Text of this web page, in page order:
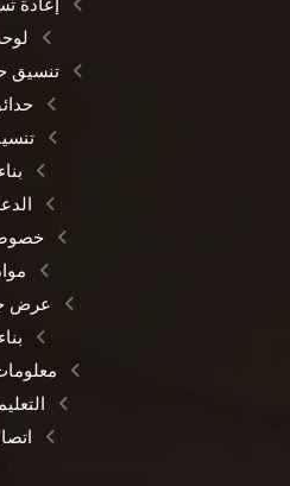
إعادة
تنسيق
بناء
عرض
بناء